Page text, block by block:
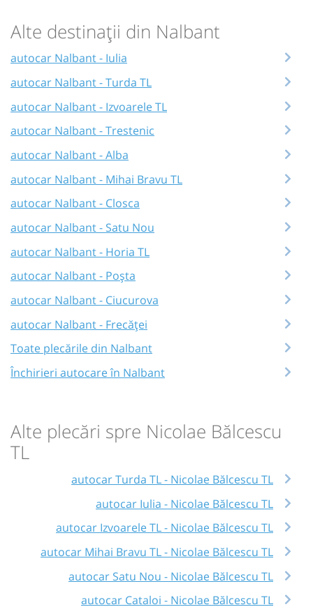
Alte destinații din Nalbant
autocar Nalbant - Iulia
autocar Nalbant - Turda TL
autocar Nalbant - Izvoarele TL
autocar Nalbant - Trestenic
autocar Nalbant - Alba
autocar Nalbant - Mihai Bravu TL
autocar Nalbant - Closca
autocar Nalbant - Satu Nou
autocar Nalbant - Horia TL
autocar Nalbant - Poșta
autocar Nalbant - Ciucurova
autocar Nalbant - Frecăței
Toate plecările din Nalbant
Închirieri autocare în Nalbant
Alte plecări spre Nicolae Bălcescu
TL
autocar Turda TL - Nicolae Bălcescu TL
autocar Iulia - Nicolae Bălcescu TL
autocar Izvoarele TL - Nicolae Bălcescu TL
autocar Mihai Bravu TL - Nicolae Bălcescu TL
autocar Satu Nou - Nicolae Bălcescu TL
autocar Cataloi - Nicolae Bălcescu TL